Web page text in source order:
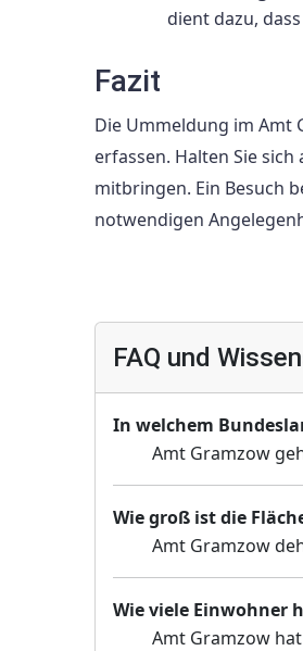
dient dazu,
Fazit
Die Ummeldung im Amt
erfassen. Halten Sie
mitbringen. Ein Besuch
notwendigen
FAQ und
In welchem
Amt Gramzow
Wie groß ist die
Amt Gramzow
Wie viele Einwohner
Amt Gramzow